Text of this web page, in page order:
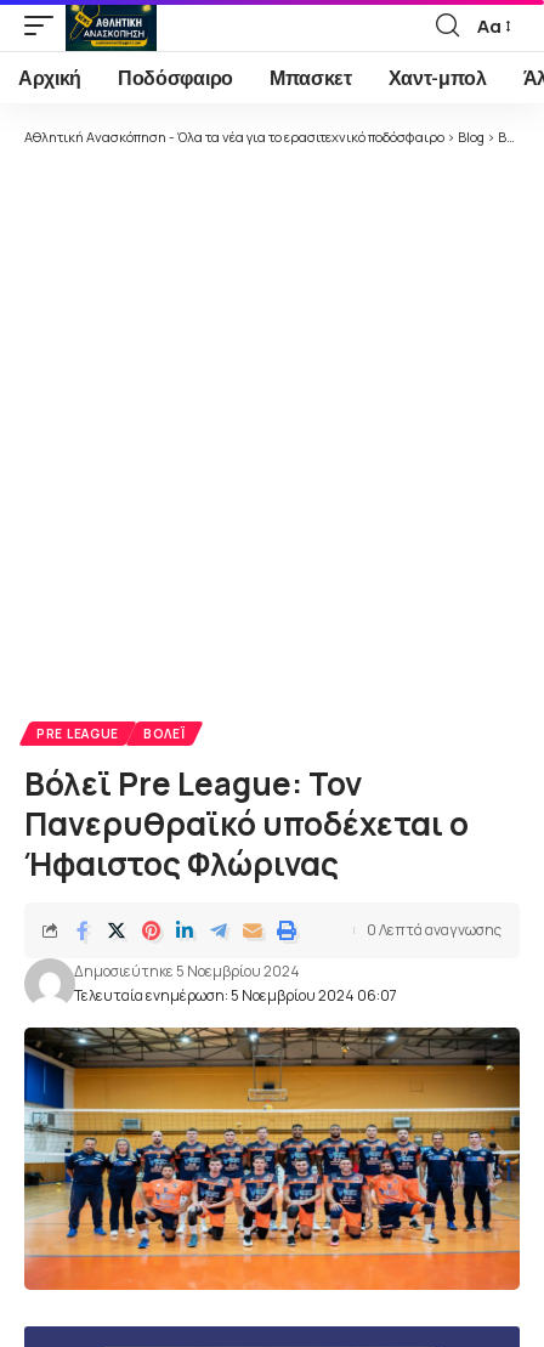
Font
Resizer
Αα
Αρχική Ποδόσφαιρο Μπασκετ Χαντ-μπολ
Αθλητική Ανασκόπηση - Όλα τα νέα για το ερασιτεχνικό ποδόσφαιρο > Blog > Βόλεϊ
PRE LEAGUE ΒΌΛΕΪ
Βόλεϊ Pre League: Τον
Πανερυθραϊκό υποδέχεται ο
Ήφαιστος Φλώρινας
Τελευταία ενημέρωση: 5 Νοεμβρίου 2024 06:07
Δημοσιεύτηκε 5 Νοεμβρίου 2024
0 Λεπτά αναγνωσης